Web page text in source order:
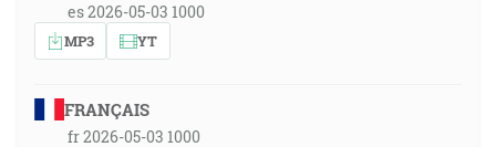
es 2026-05-03 1000
MP3 YT
FRANÇAIS
fr 2026-05-03 1000